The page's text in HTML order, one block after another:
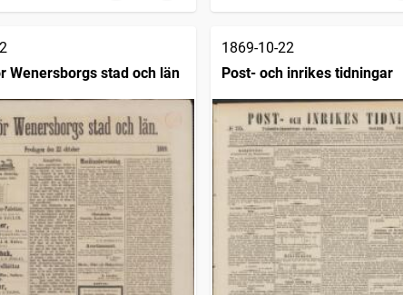
Wenersborgs stad och län
1869-10-22
Post- och inrikes tidningar